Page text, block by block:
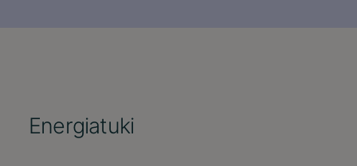
Energiatuki